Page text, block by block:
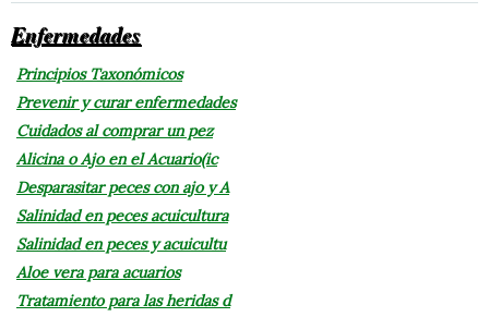
Enfermedades
Principios Taxonómicos
Prevenir y curar enfermedades
Cuidados al comprar un pez
Alicina o Ajo en el Acuario(ic
Desparasitar peces con ajo y A
Salinidad en peces acuicultura
Salinidad en peces y acuicultu
Aloe vera para acuarios
Tratamiento para las heridas d